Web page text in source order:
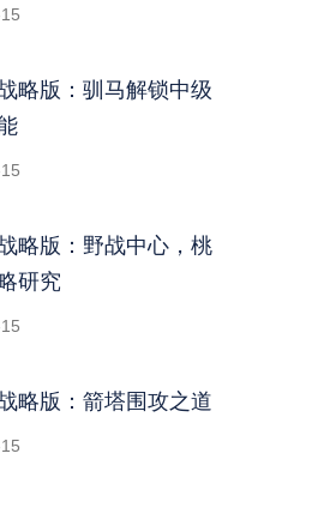
略版：驯马解锁中级
略版：野战中心，桃
研究
略版：箭塔围攻之道